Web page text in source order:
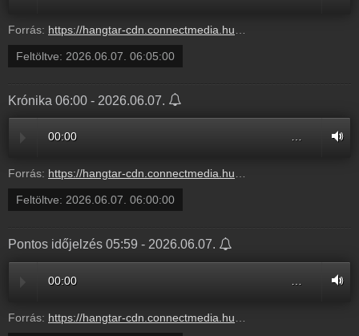
Forrás: https://hangtar-cdn.connectmedia.hu/20260607060500/20260607060800/mr1.mp3
Feltöltve: 2026.06.07. 06:05:00
Krónika 06:00 - 2026.06.07.
00:00 …
Forrás: https://hangtar-cdn.connectmedia.hu/20260607060000/20260607060500/mr1.mp3
Feltöltve: 2026.06.07. 06:00:00
Pontos időjelzés 05:59 - 2026.06.07.
00:00
Forrás: https://hangtar-cdn.connectmedia.hu/20260607055900/20260607060000/mr1.mp3